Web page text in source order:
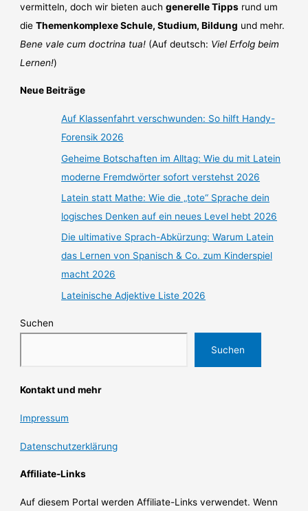
vermitteln, doch wir bieten auchgenerelle Tipps rund um
dieThemenkomplexe Schule, Studium, Bildung und mehr.
Bene vale cum doctrina tua! (Auf deutsch: Viel Erfolg beim
Lernen!)
Neue Beiträge
Auf Klassenfahrt verschwunden: So hilft Handy-
Forensik 2026
Geheime Botschaften im Alltag: Wie du mit Latein
moderne Fremdwörter sofort verstehst 2026
Latein statt Mathe: Wie die „tote“ Sprache dein
logisches Denken auf ein neues Level hebt 2026
Die ultimative Sprach-Abkürzung: Warum Latein
das Lernen von Spanisch & Co. zum Kinderspiel
macht 2026
Lateinische Adjektive Liste 2026
Suchen
Suchen
Kontakt und mehr
Impressum
Datenschutzerklärung
Affiliate-Links
Auf diesem Portal werden Affiliate-Links verwendet. Wenn